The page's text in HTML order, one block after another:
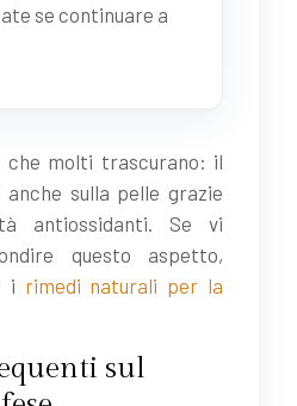
se continuare a
che molti trascurano: il
sulla pelle grazie
antiossidanti. Se vi
questo aspetto,
i rimedi naturali per la
sul